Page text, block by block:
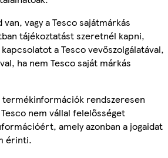
vagy a Tesco sajátmárkás
tájékoztatást szeretnél kapni,
a Tesco vevőszolgálatával,
ha nem Tesco saját márkás
termékinformációk rendszeresen
nem vállal felelősséget
amely azonban a jogaidat
érinti.